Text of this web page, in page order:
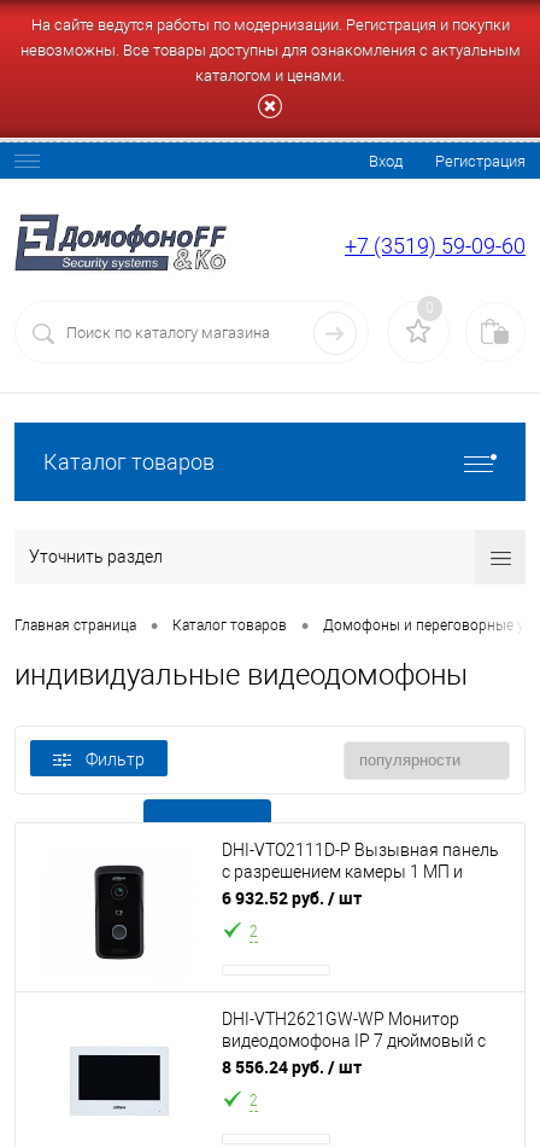
На сайте ведутся работы по модернизации. Регистрация и покупки
невозможны. Все товары доступны для ознакомления с актуальным
каталогом и ценами.
Вход Регистрация
+7 (3519) 59-09-60
0
Каталог товаров
Уточнить раздел
Главная страница • Каталог товаров • Домофоны и переговорные
индивидуальные видеодомофоны
Фильтр
DHI-VTO2111D-P Вызывная панель
с разрешением камеры 1 МП и
CMOS сенсором, WDR, угол обзора
6 932.52 руб. / шт
2
DHI-VTH2621GW-WP Монитор
видеодомофона IP 7 дюймовый с
WiFi 2.4ГГц, белый¶1024x600
8 556.24 руб. / шт
2